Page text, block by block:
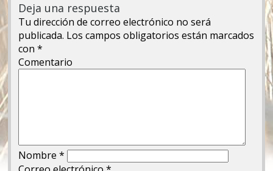
Deja una respuesta
Tu dirección de correo electrónico no será
publicada. Los campos obligatorios están marcados
con*
Comentario
Nombre*